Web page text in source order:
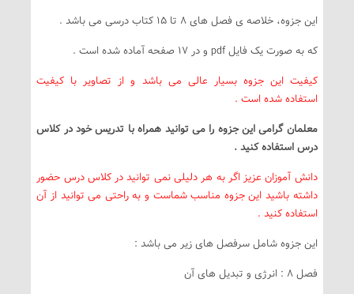
این جزوه، خلاصه ی فصل های 8 تا 15 کتاب درسی می باشد .
که به صورت یک فایل pdf و در 17 صفحه آماده شده است .
کیفیت این جزوه بسیار عالی می باشد و از تصاویر با کیفیت
استفاده شده است .
معلمان گرامی این جزوه را می توانید همراه با تدریس خود در کلاس
درس استفاده کنید .
دانش آموزان عزیز اگر به هر دلیلی نمی توانید در کلاس درس حضور
داشته باشید این جزوه مناسب شماست و به راحتی می توانید از آن
استفاده کنید .
این جزوه شامل سرفصل های زیر می باشد :
فصل 8 : انرژی و تبدیل های آن